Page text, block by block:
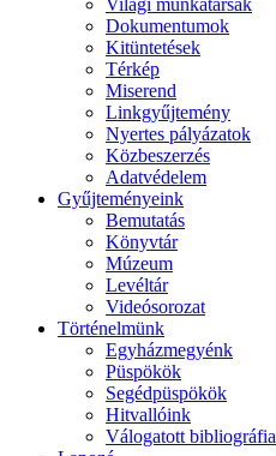
Világi munkatársak
Dokumentumok
Kitüntetések
Térkép
Miserend
Linkgyűjtemény
Nyertes pályázatok
Közbeszerzés
Adatvédelem
Gyűjteményeink
Bemutatás
Könyvtár
Múzeum
Levéltár
Videósorozat
Történelmünk
Egyházmegyénk
Püspökök
Segédpüspökök
Hitvallóink
Válogatott bibliográfia